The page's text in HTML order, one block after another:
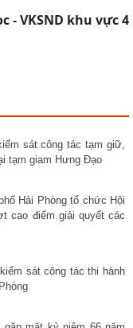
- VKSND khu vực 4
sát công tác tạm giữ,
tạm giam Hưng Đạo
Hải Phòng tổ chức Hội
cao điểm giải quyết các
sát công tác thi hành